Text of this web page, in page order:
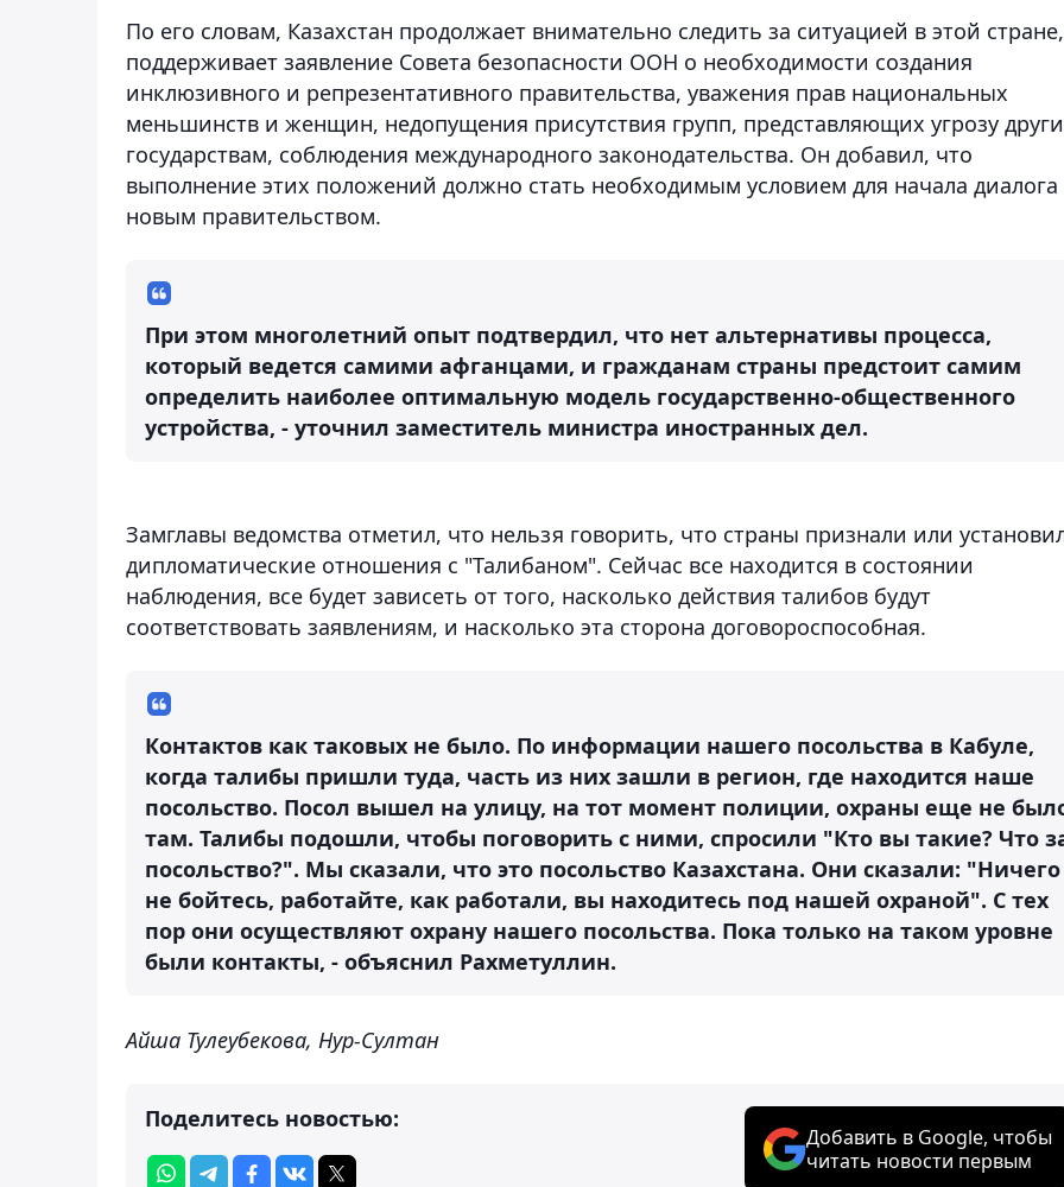
По его словам, Казахстан продолжает внимательно следить за ситуацией в этой стране,
поддерживает заявление Совета безопасности ООН о необходимости создания
инклюзивного и репрезентативного правительства, уважения прав национальных
меньшинств и женщин, недопущения присутствия групп, представляющих угрозу
государствам, соблюдения международного законодательства. Он добавил, что
выполнение этих положений должно стать необходимым условием для начала диалога
новым правительством.
При этом многолетний опыт подтвердил, что нет альтернативы процесса,
который ведется самими афганцами, и гражданам страны предстоит самим
определить наиболее оптимальную модель государственно-общественного
устройства, - уточнил заместитель министра иностранных дел.
Замглавы ведомства отметил, что нельзя говорить, что страны признали или
дипломатические отношения с "Талибаном". Сейчас все находится в состоянии
наблюдения, все будет зависеть от того, насколько действия талибов будут
соответствовать заявлениям, и насколько эта сторона договороспособная.
Контактов как таковых не было. По информации нашего посольства в Кабуле,
когда талибы пришли туда, часть из них зашли в регион, где находится наше
посольство. Посол вышел на улицу, на тот момент полиции, охраны еще не
там. Талибы подошли, чтобы поговорить с ними, спросили "Кто вы такие? Что
посольство?". Мы сказали, что это посольство Казахстана. Они сказали: "Ничего
не бойтесь, работайте, как работали, вы находитесь под нашей охраной". С тех
пор они осуществляют охрану нашего посольства. Пока только на таком уровне
были контакты, - объяснил Рахметуллин.
Айша Тулеубекова, Нур-Султан
Поделитесь новостью:
Добавить в Google, чтобы
читать новости первым